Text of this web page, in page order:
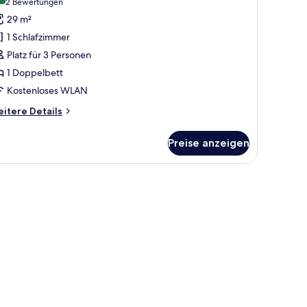
Bewertungen)
29 m²
1 Schlafzimmer
Platz für 3 Personen
1 Doppelbett
Kostenloses WLAN
Details
Preise anzeigen
und einem großen Fenster mit Vorhängen.